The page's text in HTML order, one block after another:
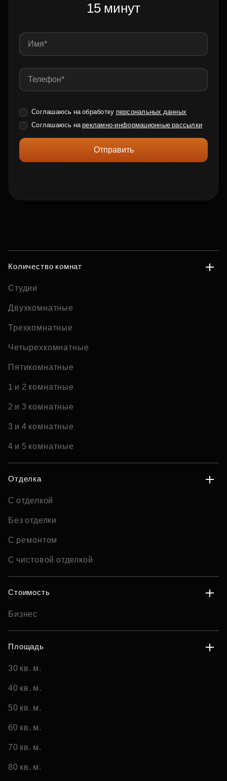
15 минут
Соглашаюсь на обработку персональных данных
Соглашаюсь нарекламно-информационные рассылки
Отправить
Количество комнат
Студии
Двухкомнатные
Трехкомнатные
Четырехкомнатные
Пятикомнатные
1 и 2 комнатные
2 и 3 комнатные
3 и 4 комнатные
4 и 5 комнатные
Отделка
С отделкой
Без отделки
С ремонтом
С чистовой отделкой
Стоимость
Бизнес
Площадь
30 кв. м.
40 кв. м.
50 кв. м.
60 кв. м.
70 кв. м.
80 кв. м.